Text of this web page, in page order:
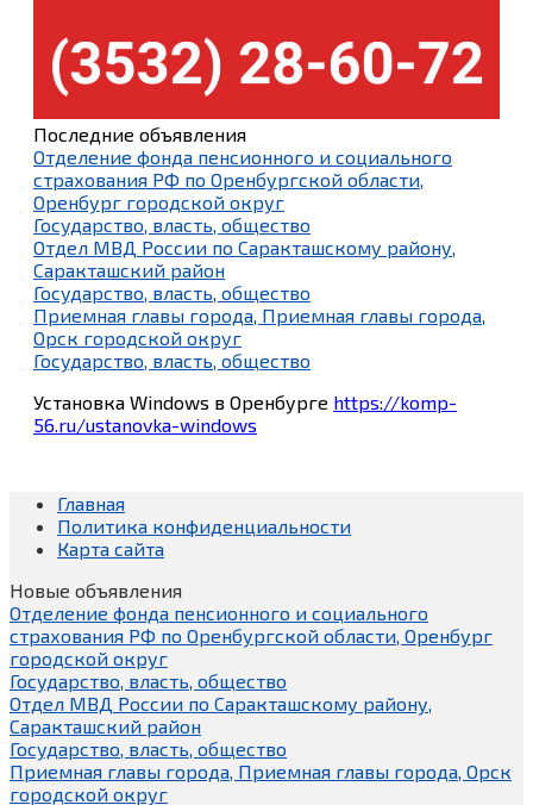
Последние объявления
Отделение фонда пенсионного и социального
страхования РФ по Оренбургской области,
Оренбург городской округ
Государство, власть, общество
Отдел МВД России по Саракташскому району,
Саракташский район
Государство, власть, общество
Приемная главы города, Приемная главы города,
Орск городской округ
Государство, власть, общество
Установка Windows в Оренбурге https://komp-
56.ru/ustanovka-windows
Главная
Политика конфиденциальности
Карта сайта
Новые объявления
Отделение фонда пенсионного и социального
страхования РФ по Оренбургской области, Оренбург
городской округ
Государство, власть, общество
Отдел МВД России по Саракташскому району,
Саракташский район
Государство, власть, общество
Приемная главы города, Приемная главы города, Орск
городской округ